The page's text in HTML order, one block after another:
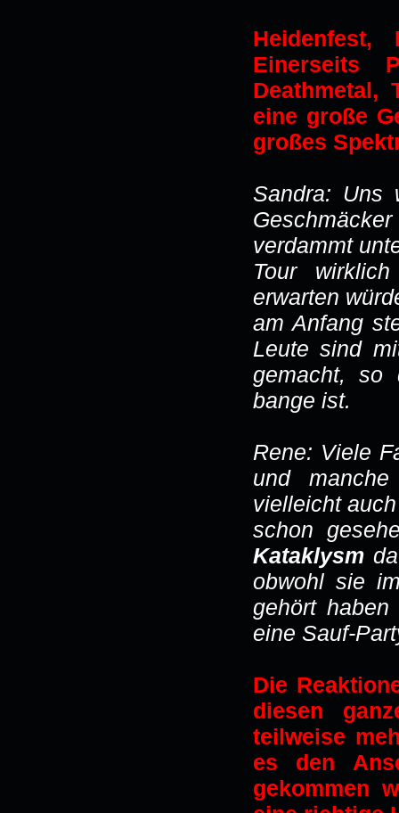
Heidenfest,
Einerseits
eine große
großes
Sandra: Uns
verdammt
Tour
erwarten
am Anfang
Leute sind
gemacht, so
bange ist.
Rene: Viele
und
vielleicht
schon
Kataklysmda
obwohl sie
gehört
eine Sauf-
Die
diesen
teilweise
es den
gekommen